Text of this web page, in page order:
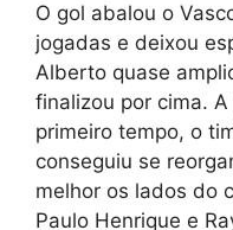
O gol abalou o
jogadas e deixou
Alberto quase
finalizou por cima.
primeiro tempo, o
conseguiu se
melhor os lados do
Paulo Henrique e